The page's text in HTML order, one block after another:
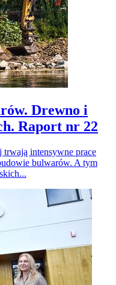
Drewno i
Raport nr 22
intensywne prace
bulwarów. A tym